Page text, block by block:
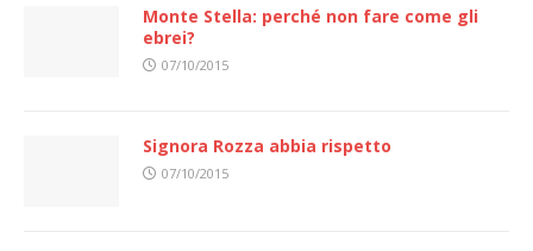
Monte Stella: perché non fare come gli
ebrei?
07/10/2015
Signora Rozza abbia rispetto
07/10/2015